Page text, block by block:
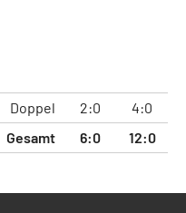
Doppel 2:0 4:0
Gesamt
6:0 12:0